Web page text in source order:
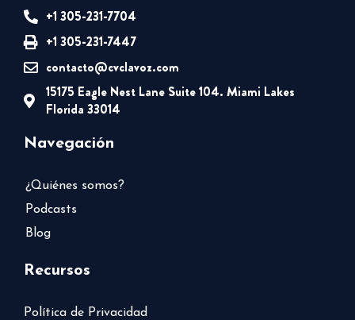
+1 305-231-7704
+1 305-231-7447
contacto@cvclavoz.com
15175 Eagle Nest Lane Suite 104. Miami Lakes
Florida 33014
Navegación
¿Quiénes somos?
Podcasts
Blog
Recursos
Política de Privacidad